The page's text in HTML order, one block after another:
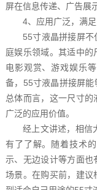
屏在信息传递、广告展
4、应用广泛，满足
55寸液晶拼接屏
庭娱乐领域。其适中
电影观赏、游戏娱乐
备，55寸液晶拼接屏能
总体而言，这一尺寸
广泛的应用价值。
经上文讲述，相信
有了了解。随着技术
示、无边设计等方面也
场景。在购买前，建议